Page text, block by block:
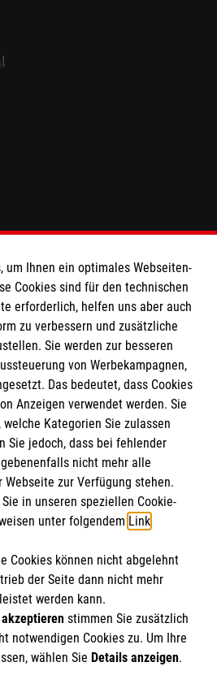
e.V.
1201 2000 12
abonnieren
AGB|Impressum|Datenschutz
| Sharepoint|Mediathek
um Ihnen ein optimales Webseiten-
Cookies sind für den technischen
erforderlich, helfen uns aber auch
zu verbessern und zusätzliche
Sie werden zur besseren
von Werbekampagnen,
Das bedeutet, dass Cookies
Anzeigen verwendet werden. Sie
Kategorien Sie zulassen
Sie jedoch, dass bei fehlender
nicht mehr alle
zur Verfügung stehen.
in unseren speziellen Cookie-
unter folgendem Link.
Cookies können nicht abgelehnt
der Seite dann nicht mehr
werden kann.
stimmen Sie zusätzlich
notwendigen Cookies zu. Um Ihre
wählen Sie Details anzeigen.